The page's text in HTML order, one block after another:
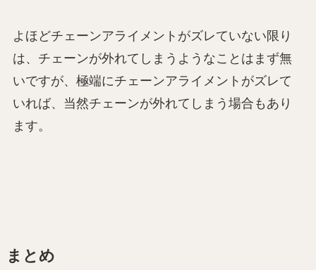
よほどチェーンアライメントがズレていない限り
は、チェーンが外れてしまうようなことはまず無
いですが、極端にチェーンアライメントがズレて
いれば、当然チェーンが外れてしまう場合もあり
ます。
まとめ